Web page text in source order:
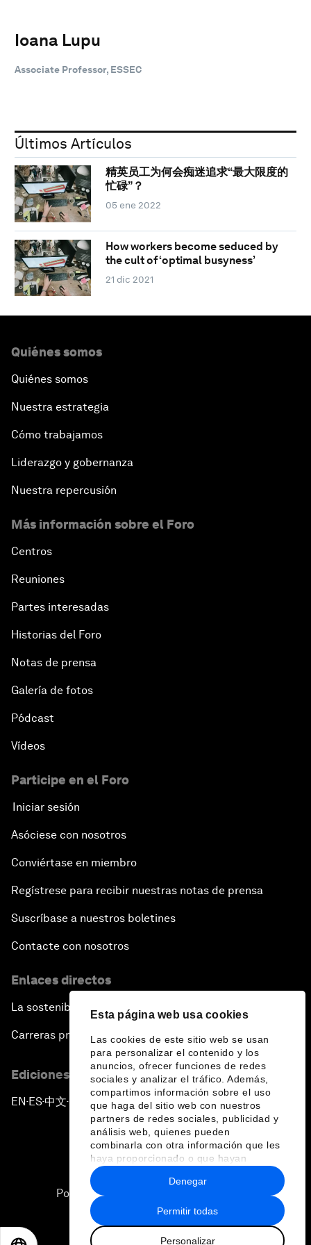
Esta página web usa cookies
Las cookies de este sitio web se usan
para personalizar el contenido y los
anuncios, ofrecer funciones de redes
sociales y analizar el tráfico. Además,
compartimos información sobre el uso
que haga del sitio web con nuestros
partners de redes sociales, publicidad y
análisis web, quienes pueden
combinarla con otra información que les
haya proporcionado o que hayan
recopilado a partir del uso que haya
hecho de sus servicios.
Permitir todas
Personalizar
Denegar
Ioana Lupu
Associate Professor, ESSEC
Últimos Artículos
精英员工为何会痴迷追求“最大限度的
忙碌”？
05 ene 2022
How workers become seduced by
the cult of ‘optimal busyness’
21 dic 2021
Quiénes somos
Quiénes somos
Nuestra estrategia
Cómo trabajamos
Liderazgo y gobernanza
Nuestra repercusión
Más información sobre el Foro
Centros
Reuniones
Partes interesadas
Historias del Foro
Notas de prensa
Galería de fotos
Pódcast
Vídeos
Participe en el Foro
Iniciar sesión
Asóciese con nosotros
Conviértase en miembro
Regístrese para recibir nuestras notas de prensa
Suscríbase a nuestros boletines
Contacte con nosotros
Enlaces directos
La sostenibilidad en el Foro
Carreras profesionales
Ediciones en otros idiomas
EN ▪ES▪中文▪ 日本語
Política de privacidad y normas de uso
Sitemap